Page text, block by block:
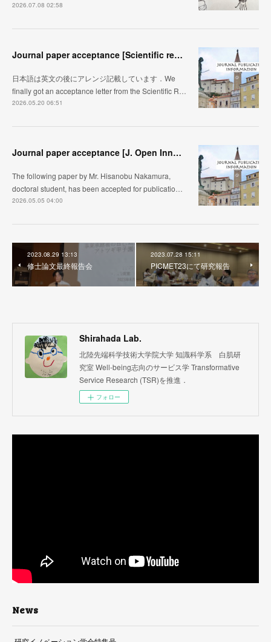
2026.07.08 02:58
Journal paper acceptance [Scientific reports]
日本語は英文の後にアレンジ記載しています．We
finally got an acceptance letter from the Scientific R…
2026.05.20 06:51
Journal paper acceptance [J. Open Innovation]
The following paper by Mr. Hisanobu Nakamura,
doctoral student, has been accepted for publicatio…
2026.05.05 04:00
2023.08.29 13:13
修士論文最終報告会
2023.07.28 15:11
PICMET23にて研究報告
Shirahada Lab.
北陸先端科学技術大学院大学 知識科学系 白肌研
究室 Well-being志向のサービス学 Transformative
Service Research (TSR)を推進．
フォロー
News